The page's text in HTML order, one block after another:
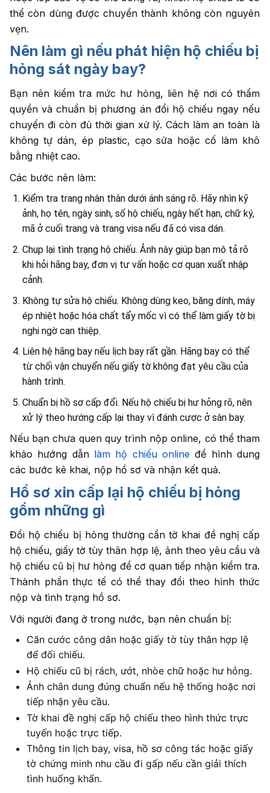
thể còn dùng được chuyển thành không còn nguyên
vẹn.
Nên làm gì nếu phát hiện hộ chiếu bị
hỏng sát ngày bay?
Bạn nên kiểm tra mức hư hỏng, liên hệ nơi có thẩm
quyền và chuẩn bị phương án đổi hộ chiếu ngay nếu
chuyến đi còn đủ thời gian xử lý. Cách làm an toàn là
không tự dán, ép plastic, cạo sửa hoặc cố làm khô
bằng nhiệt cao.
Các bước nên làm:
Kiểm tra trang nhân thân dưới ánh sáng rõ. Hãy nhìn kỹ
ảnh, họ tên, ngày sinh, số hộ chiếu, ngày hết hạn, chữ ký,
mã ở cuối trang và trang visa nếu đã có visa dán.
Chụp lại tình trạng hộ chiếu. Ảnh này giúp bạn mô tả rõ
khi hỏi hãng bay, đơn vị tư vấn hoặc cơ quan xuất nhập
cảnh.
Không tự sửa hộ chiếu. Không dùng keo, băng dính, máy
ép nhiệt hoặc hóa chất tẩy mốc vì có thể làm giấy tờ bị
nghi ngờ can thiệp.
Liên hệ hãng bay nếu lịch bay rất gần. Hãng bay có thể
từ chối vận chuyển nếu giấy tờ không đạt yêu cầu của
hành trình.
Chuẩn bị hồ sơ cấp đổi. Nếu hộ chiếu bị hư hỏng rõ, nên
xử lý theo hướng cấp lại thay vì đánh cược ở sân bay.
Nếu bạn chưa quen quy trình nộp online, có thể tham
khảo hướng dẫn làm hộ chiếu online để hình dung
các bước kê khai, nộp hồ sơ và nhận kết quả.
Hồ sơ xin cấp lại hộ chiếu bị hỏng
gồm những gì
Đổi hộ chiếu bị hỏng thường cần tờ khai đề nghị cấp
hộ chiếu, giấy tờ tùy thân hợp lệ, ảnh theo yêu cầu và
hộ chiếu cũ bị hư hỏng để cơ quan tiếp nhận kiểm tra.
Thành phần thực tế có thể thay đổi theo hình thức
nộp và tình trạng hồ sơ.
Với người đang ở trong nước, bạn nên chuẩn bị:
Căn cước công dân hoặc giấy tờ tùy thân hợp lệ
để đối chiếu.
Hộ chiếu cũ bị rách, ướt, nhòe chữ hoặc hư hỏng.
Ảnh chân dung đúng chuẩn nếu hệ thống hoặc nơi
tiếp nhận yêu cầu.
Tờ khai đề nghị cấp hộ chiếu theo hình thức trực
tuyến hoặc trực tiếp.
Thông tin lịch bay, visa, hồ sơ công tác hoặc giấy
tờ chứng minh nhu cầu đi gấp nếu cần giải thích
tình huống khẩn.